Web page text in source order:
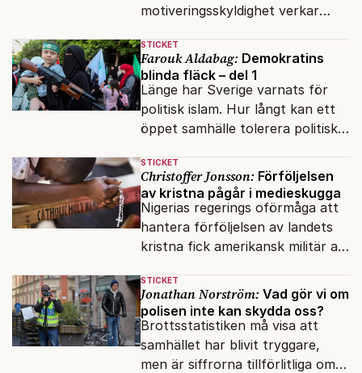
motiveringsskyldighet verkar
dagordningen.
STICKET
Farouk Aldabag: Demokratins
blinda fläck – del 1
Länge har Sverige varnats för
politisk islam. Hur långt kan ett
öppet samhälle tolerera politiska
inifrån?
STICKET
Christoffer Jonsson: Förföljelsen
av kristna pågår i medieskugga
Nigerias regerings oförmåga att
hantera förföljelsen av landets
kristna fick amerikansk militär att
milisen.
STICKET
Jonathan Norström: Vad gör vi om
polisen inte kan skydda oss?
Brottsstatistiken må visa att
samhället har blivit tryggare,
men är siffrorna tillförlitliga om